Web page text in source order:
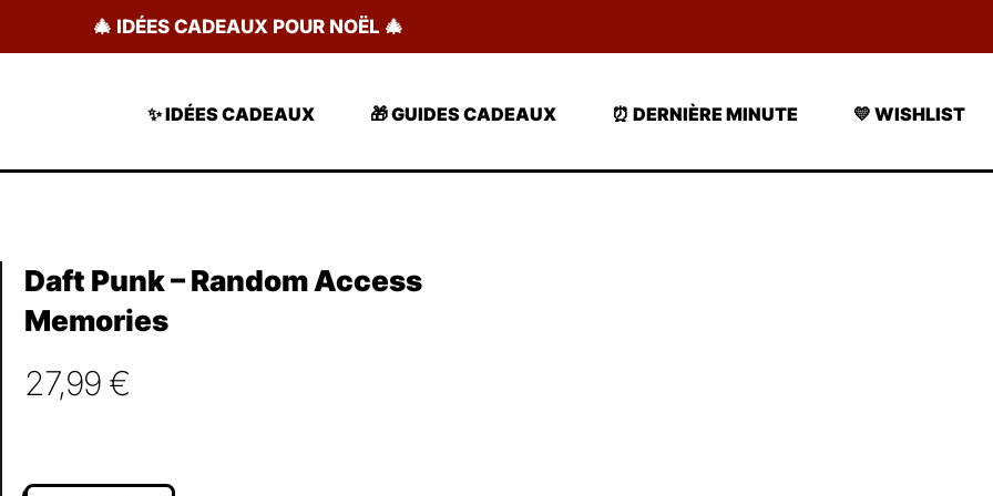
🎄 IDÉES CADEAUX POUR NOËL 🎄
✨ IDÉES CADEAUX 🎁 GUIDES CADEAUX ⏰ DERNIÈRE MINUTE 💛 WISHLIST
Daft Punk – Random Access
Memories
27,99 €